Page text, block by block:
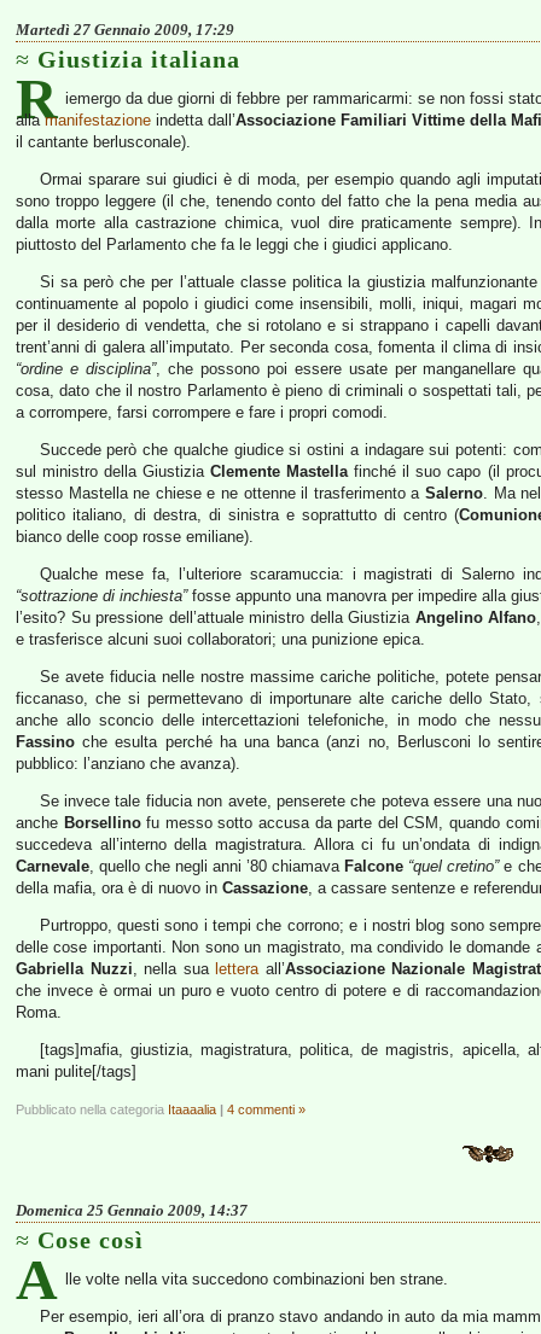
Martedì 27 Gennaio 2009, 17:29
Giustizia italiana
R iemergo da due giorni di febbre per rammaricarmi: se non fossi
allamanifestazione indetta dall’Associazione Familiari Vittime della
il cantante berlusconale).
Ormai sparare sui giudici è di moda, per esempio quando agli
sono troppo leggere (il che, tenendo conto del fatto che la pena media
dalla morte alla castrazione chimica, vuol dire praticamente
piuttosto del Parlamento che fa le leggi che i giudici applicano.
Si sa però che per l’attuale classe politica la giustizia
continuamente al popolo i giudici come insensibili, molli, iniqui, magari
per il desiderio di vendetta, che si rotolano e si strappano i capelli
trent’anni di galera all’imputato. Per seconda cosa, fomenta il clima di
“ordine e disciplina”, che possono poi essere usate per manganellare
cosa, dato che il nostro Parlamento è pieno di criminali o sospettati tali,
a corrompere, farsi corrompere e fare i propri comodi.
Succede però che qualche giudice si ostini a indagare sui potenti:
sul ministro della GiustiziaClemente Mastellafinché il suo capo (il
stesso Mastella ne chiese e ne ottenne il trasferimento a Salerno. Ma
politico italiano, di destra, di sinistra e soprattutto di centro (
bianco delle coop rosse emiliane).
Qualche mese fa, l’ulteriore scaramuccia: i magistrati di Salerno
“sottrazione di inchiesta”fosse appunto una manovra per impedire alla
l’esito? Su pressione dell’attuale ministro della Giustizia Angelino Alfano
e trasferisce alcuni suoi collaboratori; una punizione epica.
Se avete fiducia nelle nostre massime cariche politiche, potete
ficcanaso, che si permettevano di importunare alte cariche dello
anche allo sconcio delle intercettazioni telefoniche, in modo che
Fassino che esulta perché ha una banca (anzi no, Berlusconi lo
pubblico: l’anziano che avanza).
Se invece tale fiducia non avete, penserete che poteva essere una
anche Borsellinofu messo sotto accusa da parte del CSM, quando
succedeva all’interno della magistratura. Allora ci fu un’ondata di
Carnevale, quello che negli anni ’80 chiamava Falcone “quel cretino”e
della mafia, ora è di nuovo in Cassazione, a cassare sentenze e
Purtroppo, questi sono i tempi che corrono; e i nostri blog sono
delle cose importanti. Non sono un magistrato, ma condivido le
Gabriella Nuzzi, nella sua letteraall’Associazione Nazionale
che invece è ormai un puro e vuoto centro di potere e di
Roma.
[tags]mafia, giustizia, magistratura, politica, de magistris, apicella,
mani pulite[/tags]
Pubblicato nella categoria Itaaaalia | 4 commenti »
Domenica 25 Gennaio 2009, 14:37
Cose così
A lle volte nella vita succedono combinazioni ben strane.
Per esempio, ieri all’ora di pranzo stavo andando in auto da mia